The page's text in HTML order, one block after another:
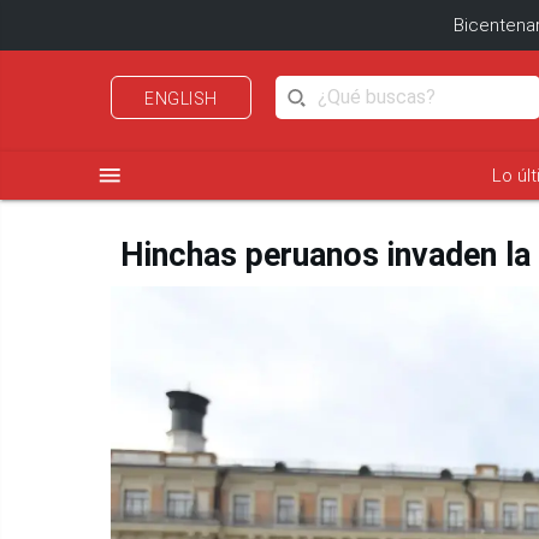
ENGLISH
menu Lo
Hinchas peruanos invaden